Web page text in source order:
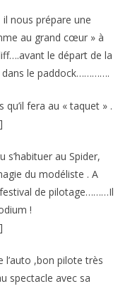
nous prépare une
au grand cœur » à
le départ de la
dans le paddock………….
fera au « taquet » .
s’habituer au Spider,
du modéliste . A
de pilotage………Il
!
l’auto ,bon pilote très
spectacle avec sa